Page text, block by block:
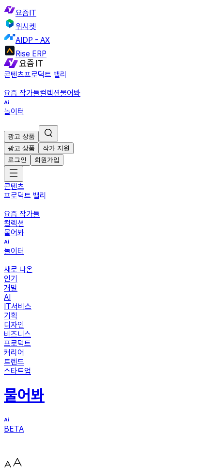
요즘IT
위시켓
AIDP - AX
Rise ERP
콘텐츠프로덕트 밸리
요즘 작가들컬렉션물어봐
놀이터
광고 상품
광고 상품
작가 지원
로그인
회원가입
콘텐츠
프로덕트 밸리
요즘 작가들
컬렉션
물어봐
놀이터
새로 나온
인기
개발
AI
IT서비스
기획
디자인
비즈니스
프로덕트
커리어
트렌드
스타트업
물어봐
BETA